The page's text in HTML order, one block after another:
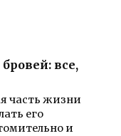
все,
часть жизни
его
и